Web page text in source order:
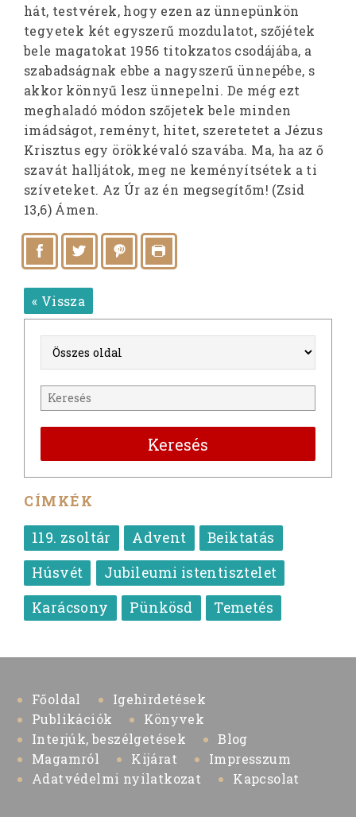
hát, testvérek, hogy ezen az ünnepünkön
tegyetek két egyszerű mozdulatot, szőjétek
bele magatokat 1956 titokzatos csodájába, a
szabadságnak ebbe a nagyszerű ünnepébe, s
akkor könnyű lesz ünnepelni. De még ezt
meghaladó módon szőjetek bele minden
imádságot, reményt, hitet, szeretetet a Jézus
Krisztus egy örökkévaló szavába. Ma, ha az ő
szavát halljátok, meg ne keményítsétek a ti
szíveteket. Az Úr az én megsegítőm! (Zsid
13,6) Ámen.
« Vissza
Keresés
CÍMKÉK
119. zsoltár
Advent
Beiktatás
Húsvét
Jubileumi istentisztelet
Karácsony
Pünkösd Temetés
Főoldal
Igehirdetések
Publikációk
Könyvek
Interjúk, beszélgetések
Blog
Magamról
Kijárat
Impresszum
Adatvédelmi nyilatkozat
Kapcsolat